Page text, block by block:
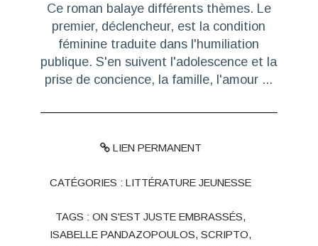
Ce roman balaye différents thèmes. Le
premier, déclencheur, est la condition
féminine traduite dans l'humiliation
publique. S'en suivent l'adolescence et la
prise de concience, la famille, l'amour ...
LIEN PERMANENT
CATÉGORIES :LITTÉRATURE JEUNESSE
TAGS :ON S'EST JUSTE EMBRASSÉS,
ISABELLE PANDAZOPOULOS,SCRIPTO,